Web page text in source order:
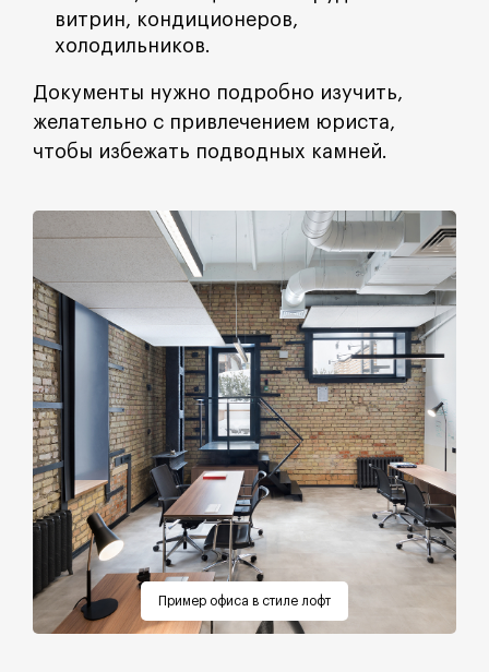
витрин, кондиционеров,
холодильников.
Документы нужно подробно изучить,
желательно с привлечением юриста,
чтобы избежать подводных камней.
Пример офиса в стиле лофт